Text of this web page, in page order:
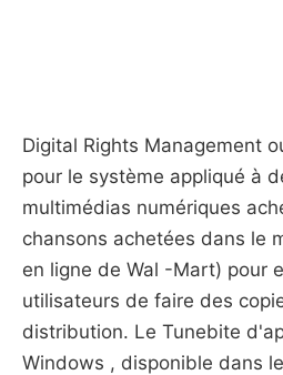
Digital Rights Management
pour le système appliqué à
multimédias numériques
chansons achetées dans le
en ligne de Wal -Mart) pour
utilisateurs de faire des
distribution. Le Tunebite
Windows , disponible dans